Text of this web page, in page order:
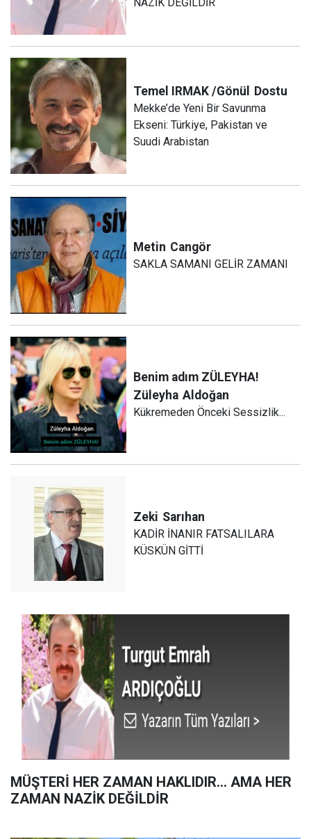
Temel IRMAK /Gönül Dostu
Mekke’de Yeni Bir Savunma
Ekseni: Türkiye, Pakistan ve
Suudi Arabistan
Metin Cangör
SAKLA SAMANI GELİR ZAMANI
Benim adım ZÜLEYHA!
Züleyha Aldoğan
Kükremeden Önceki Sessizlik...
Zeki Sarıhan
KADİR İNANIR FATSALILARA
KÜSKÜN GİTTİ
MÜŞTERİ HER ZAMAN HAKLIDIR… AMA HER
ZAMAN NAZİK DEĞİLDİR